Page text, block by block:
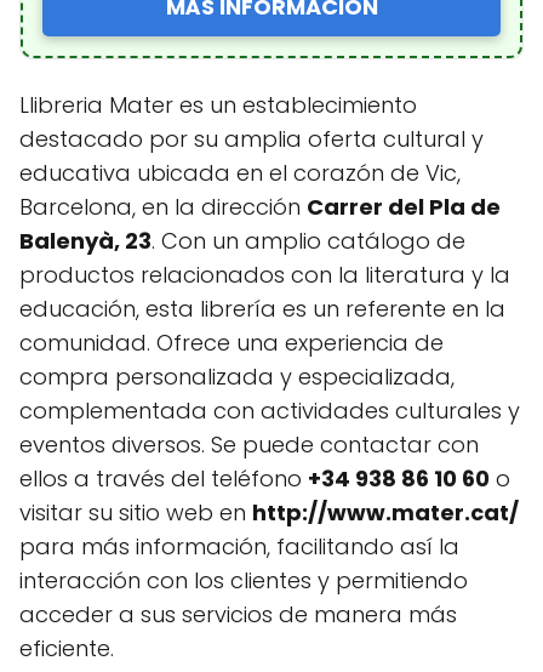
MÁS INFORMACIÓN
Llibreria Mater es un establecimiento
destacado por su amplia oferta cultural y
educativa ubicada en el corazón de Vic,
Barcelona, en la dirección Carrer del Pla de
Balenyà, 23. Con un amplio catálogo de
productos relacionados con la literatura y la
educación, esta librería es un referente en la
comunidad. Ofrece una experiencia de
compra personalizada y especializada,
complementada con actividades culturales y
eventos diversos. Se puede contactar con
ellos a través del teléfono +34 938 86 10 60 o
visitar su sitio web en http://www.mater.cat/
para más información, facilitando así la
interacción con los clientes y permitiendo
acceder a sus servicios de manera más
eficiente.